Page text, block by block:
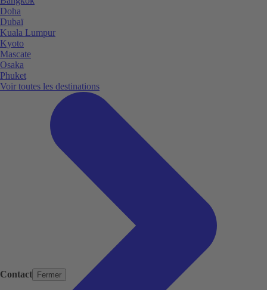
Contact Fermer
Doha
Dubaï
Kuala Lumpur
Kyoto
Mascate
Osaka
Phuket
Voir toutes les destinations